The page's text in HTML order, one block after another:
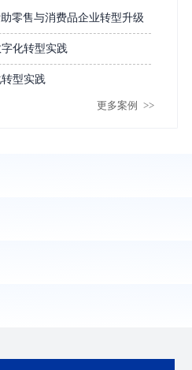
零售与消费品企业转型升级
化转型实践
型实践
更多案例 >>